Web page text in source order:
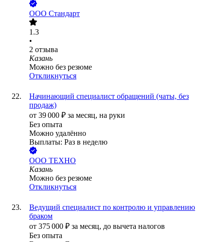
ООО Стандарт
1.3
•
2 отзыва
Казань
Можно без резюме
Откликнуться
Начинающий специалист обращений (чаты, без
продаж)
от 39 000 ₽ за месяц, на руки
Без опыта
Можно удалённо
Выплаты: Раз в неделю
ООО ТЕХНО
Казань
Можно без резюме
Откликнуться
Ведущий специалист по контролю и управлению
браком
от 375 000 ₽ за месяц, до вычета налогов
Без опыта